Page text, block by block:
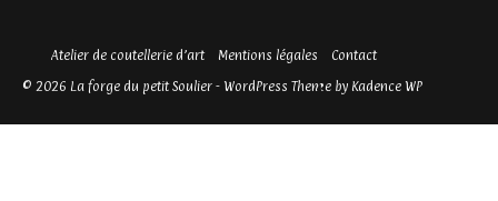
Atelier de coutellerie d’art Mentions légales
Contact
© 2026 La forge du petit Soulier - WordPress Theme by Kadence WP